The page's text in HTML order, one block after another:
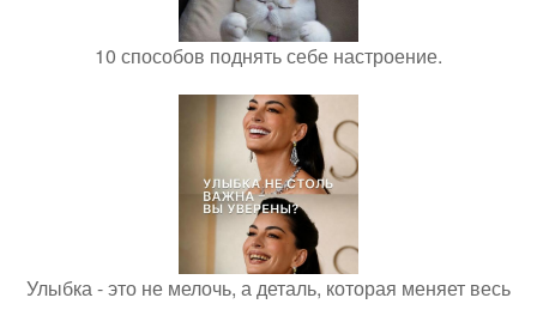
10 способов поднять себе настроение.
Улыбка - это не мелочь, а деталь, которая меняет весь